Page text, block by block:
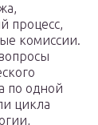
процесс,
комиссии.
по одной
цикла